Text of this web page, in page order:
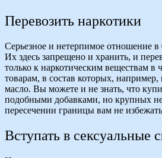
Перевозить наркотики
Серьезное и нетерпимое отношение
Их здесь запрещено и хранить, и
только к наркотическим веществам в
товарам, в состав которых, например,
масло. Вы можете и не знать, что
подобными добавками, но крупных
пересечении границы вам не
Вступать в сексуальные